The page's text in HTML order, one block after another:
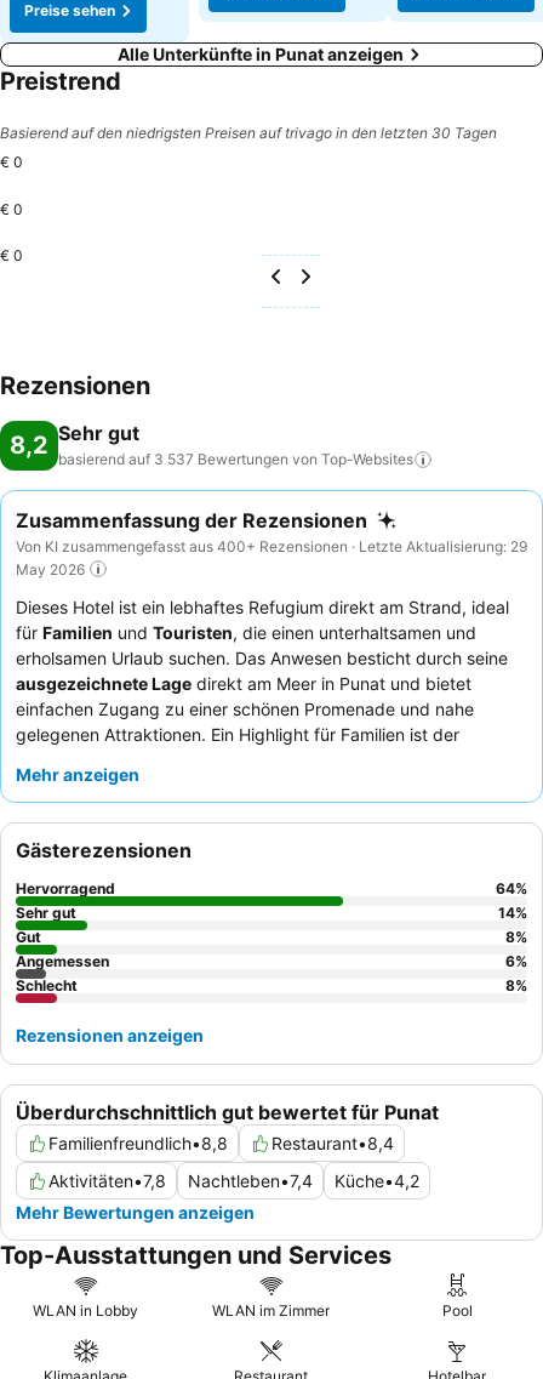
Preise sehen
Alle Unterkünfte in Punat anzeigen
Preistrend
Basierend auf den niedrigsten Preisen auf trivago in den letzten 30 Tagen
€ 0
€ 0
€ 0
Rezensionen
8,2 Sehr gut
basierend auf 3 537 Bewertungen von Top-Websites
Zusammenfassung der Rezensionen
Von KI zusammengefasst aus 400+ Rezensionen · Letzte Aktualisierung: 29
May 2026
Dieses Hotel ist ein lebhaftes Refugium direkt am Strand, ideal
für Familien und Touristen, die einen unterhaltsamen und
erholsamen Urlaub suchen. Das Anwesen besticht durch seine
ausgezeichnete Lage direkt am Meer in Punat und bietet
einfachen Zugang zu einer schönen Promenade und nahe
gelegenen Attraktionen. Ein Highlight für Familien ist der
und einer spannenden Wasserrutsche. Die Gäste loben stets das
außergewöhnliche Vielfalt und Qualität der
Abendbuffets. Für einen ruhigeren Aufenthalt sollten Gäste ein
Zimmer mit Gartenblick oder in einer höheren Etage anfragen,
um Lärm zu minimieren.
Mehr anzeigen
Überdurchschnittlich gut bewertet für Punat
Familienfreundlich•8,8 Restaurant•8,4
Aktivitäten•7,8 Nachtleben•7,4 Küche•4,2
Mehr Bewertungen anzeigen
Gästerezensionen
Hervorragend 64%
Sehr gut
14%
Gut
8%
Angemessen
6%
Schlecht
8%
Rezensionen anzeigen
Top-Ausstattungen und Services
WLAN in Lobby WLAN im Zimmer Pool